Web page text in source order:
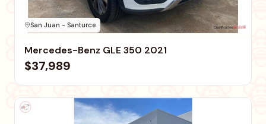
San Juan - Santurce
Mercedes-Benz GLE 350 2021
$37,989